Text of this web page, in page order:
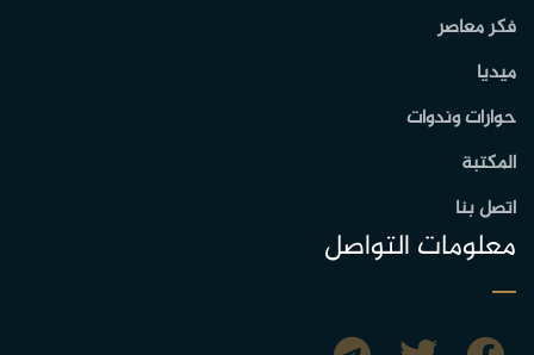
فكر معاصر
ميديا
حوارات وندوات
المكتبة
اتصل بنا
معلومات التواصل